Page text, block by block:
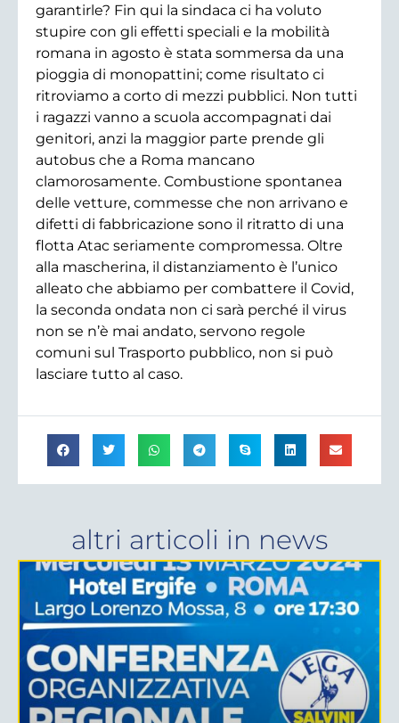
garantirle? Fin qui la sindaca ci ha voluto
stupire con gli effetti speciali e la mobilità
romana in agosto è stata sommersa da una
pioggia di monopattini; come risultato ci
ritroviamo a corto di mezzi pubblici. Non tutti
i ragazzi vanno a scuola accompagnati dai
genitori, anzi la maggior parte prende gli
autobus che a Roma mancano
clamorosamente. Combustione spontanea
delle vetture, commesse che non arrivano e
difetti di fabbricazione sono il ritratto di una
flotta Atac seriamente compromessa. Oltre
alla mascherina, il distanziamento è l’unico
alleato che abbiamo per combattere il Covid,
la seconda ondata non ci sarà perché il virus
non se n’è mai andato, servono regole
comuni sul Trasporto pubblico, non si può
lasciare tutto al caso.
altri articoli in news